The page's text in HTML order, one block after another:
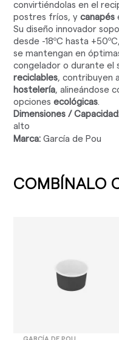
convirtiéndolas en el
postres fríos, ycanapés
Su diseño innovador
desde -18ºC hasta
se mantengan en
congelador o durante el
reciclables, contribuyen
hostelería, alineándose
opcionesecológicas.
Dimensiones /
alto
Marca: García de Pou
COMBÍNALO